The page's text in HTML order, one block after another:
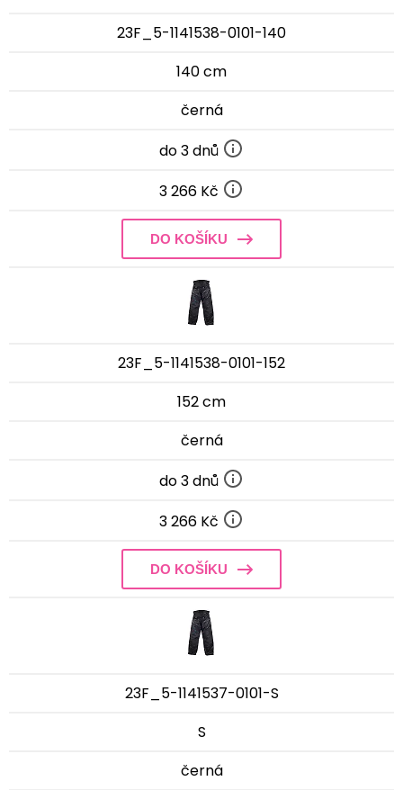
23F_5-1141538-0101-140
140 cm
černá
do 3 dnů
3 266 Kč
DO KOŠÍKU
23F_5-1141538-0101-152
152 cm
černá
do 3 dnů
3 266 Kč
DO KOŠÍKU
23F_5-1141537-0101-S
S
černá